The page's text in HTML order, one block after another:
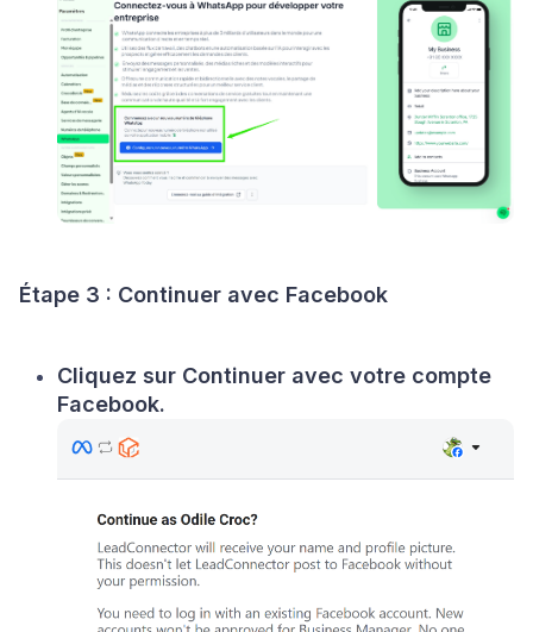
Étape 3 : Continuer avec Facebook
Cliquez sur Continuer avec votre compte
Facebook.